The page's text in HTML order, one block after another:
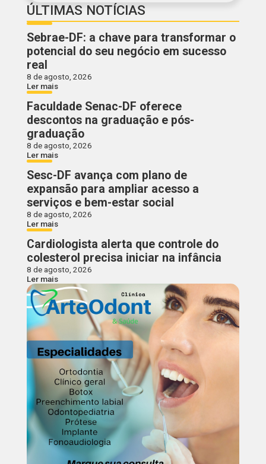
ÚLTIMAS NOTÍCIAS
Sebrae-DF: a chave para transformar o
potencial do seu negócio em sucesso
real
8 de agosto, 2026
Ler mais
Faculdade Senac-DF oferece
descontos na graduação e pós-
graduação
8 de agosto, 2026
Ler mais
Sesc-DF avança com plano de
expansão para ampliar acesso a
serviços e bem-estar social
8 de agosto, 2026
Ler mais
Cardiologista alerta que controle do
colesterol precisa iniciar na infância
8 de agosto, 2026
Ler mais